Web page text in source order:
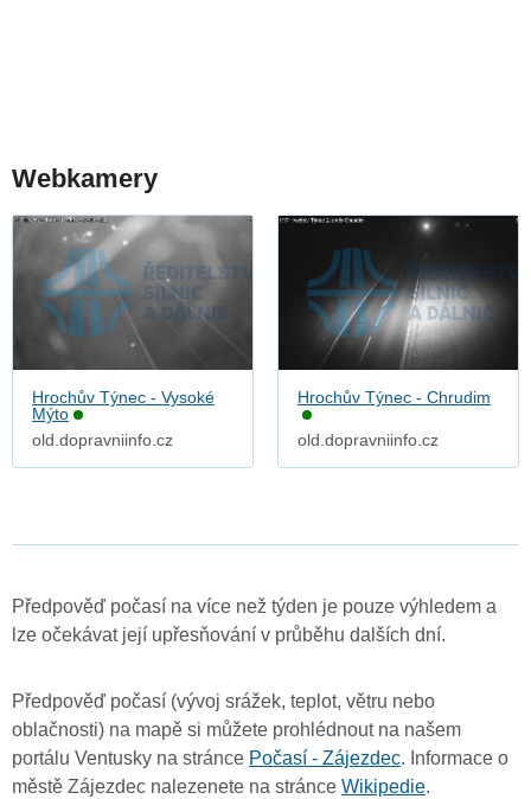
Webkamery
Hrochův Týnec - Vysoké
Mýto
old.dopravniinfo.cz
Hrochův Týnec - Chrudim
old.dopravniinfo.cz
Předpověď počasí na více než týden je pouze výhledem a
lze očekávat její upřesňování v průběhu dalších dní.
Předpověď počasí (vývoj srážek, teplot, větru nebo
oblačnosti) na mapě si můžete prohlédnout na našem
portálu Ventusky na stránce Počasí - Zájezdec. Informace o
městě Zájezdec nalezenete na stránce Wikipedie.